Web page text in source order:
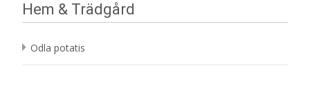
Hem & Trädgård
Odla potatis